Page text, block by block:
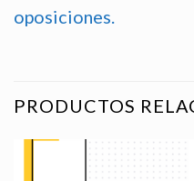
oposiciones.
PRODUCTOS